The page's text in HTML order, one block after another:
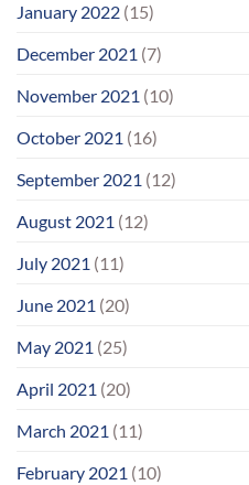
January 2022 (15)
December 2021 (7)
November 2021 (10)
October 2021 (16)
September 2021 (12)
August 2021 (12)
July 2021 (11)
June 2021 (20)
May 2021 (25)
April 2021 (20)
March 2021 (11)
February 2021 (10)